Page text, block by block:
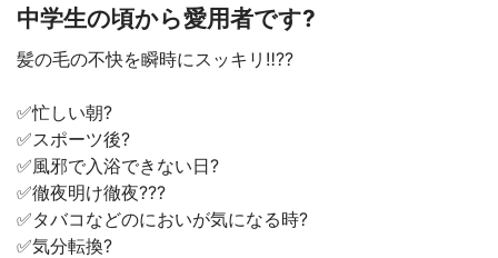
中学生の頃から愛用者です?
髪の毛の不快を瞬時にスッキリ‼️??
✅忙しい朝?
✅スポーツ後?
✅風邪で入浴できない日?
✅徹夜明け徹夜???
✅タバコなどのにおいが気になる時?
✅気分転換?